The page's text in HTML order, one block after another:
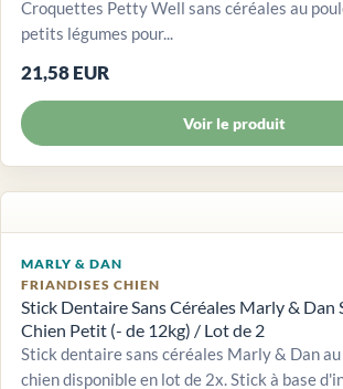
Croquettes Petty Well sans céréales au
petits légumes pour...
21,58 EUR
Voir le produit
MARLY & DAN
FRIANDISES CHIEN
Stick Dentaire Sans Céréales Marly & Dan
Chien Petit (- de 12kg) / Lot de 2
Stick dentaire sans céréales Marly & Dan
chien disponible en lot de 2x. Stick à base